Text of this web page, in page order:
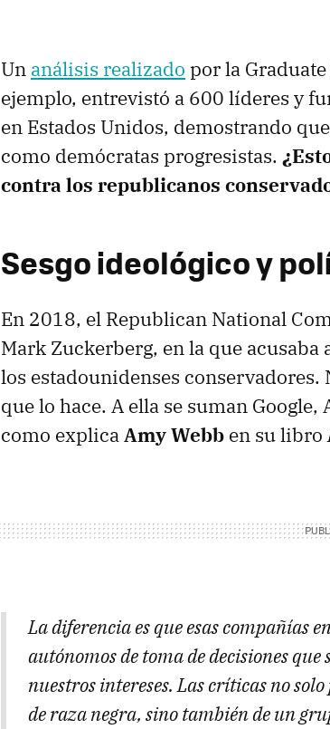
Un análisis realizado por la
ejemplo, entrevistó a 600 líderes y
en Estados Unidos, demostrando
como demócratas progresistas.
contra los republicanos
Sesgo ideológico y
En 2018, el Republican National
Mark Zuckerberg, en la que acusaba
los estadounidenses
que lo hace. A ella se suman
como explicaAmy Webb en su libro
La diferencia es que esas compañías
autónomos de toma de decisiones
nuestros intereses. Las críticas no
de raza negra, sino también de un